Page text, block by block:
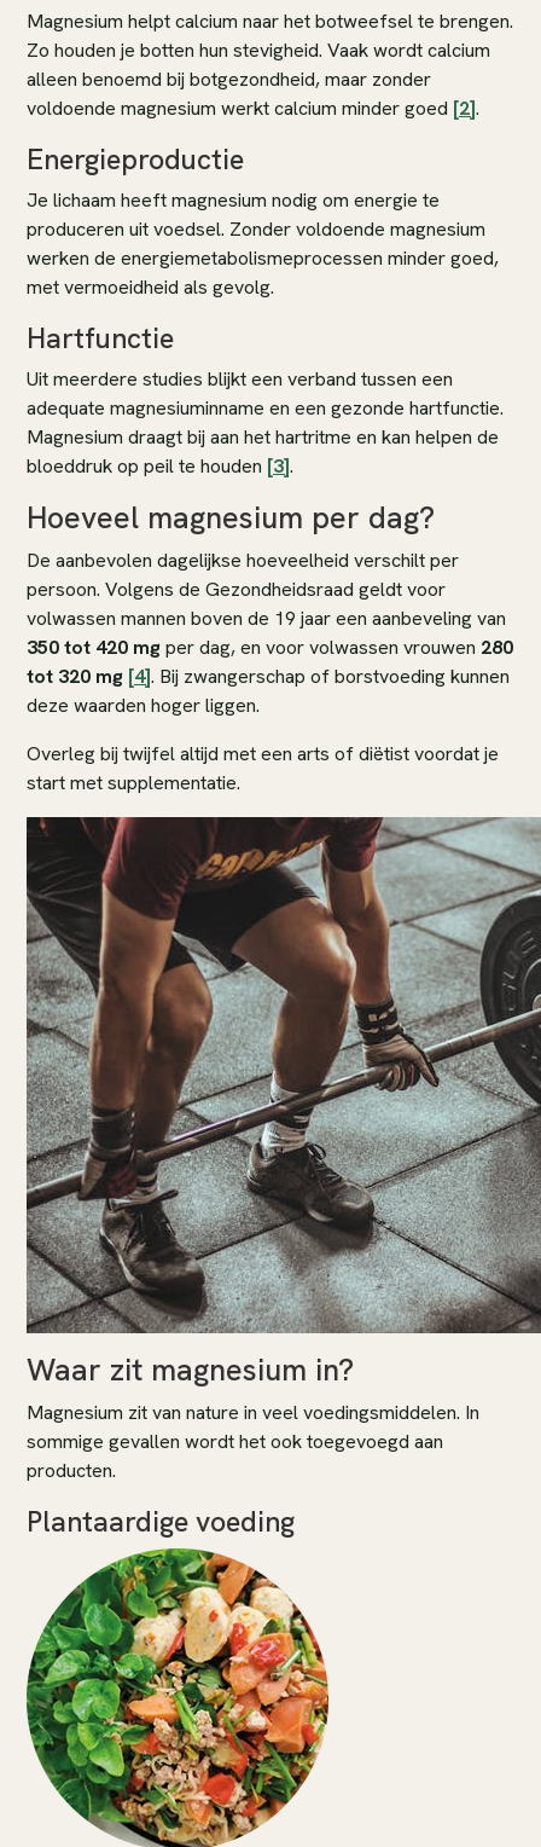
Magnesium helpt calcium naar het botweefsel te brengen.
Zo houden je botten hun stevigheid. Vaak wordt calcium
alleen benoemd bij botgezondheid, maar zonder
voldoende magnesium werkt calcium minder goed [2].
Energieproductie
Je lichaam heeft magnesium nodig om energie te
produceren uit voedsel. Zonder voldoende magnesium
werken de energiemetabolismeprocessen minder goed,
met vermoeidheid als gevolg.
Hartfunctie
Uit meerdere studies blijkt een verband tussen een
adequate magnesiuminname en een gezonde hartfunctie.
Magnesium draagt bij aan het hartritme en kan helpen de
bloeddruk op peil te houden [3].
Hoeveel magnesium per dag?
De aanbevolen dagelijkse hoeveelheid verschilt per
persoon. Volgens de Gezondheidsraad geldt voor
volwassen mannen boven de 19 jaar een aanbeveling van
350 tot 420 mgper dag, en voor volwassen vrouwen 280
tot 320 mg [4]. Bij zwangerschap of borstvoeding kunnen
deze waarden hoger liggen.
Overleg bij twijfel altijd met een arts of diëtist voordat je
start met supplementatie.
Waar zit magnesium in?
Magnesium zit van nature in veel voedingsmiddelen. In
sommige gevallen wordt het ook toegevoegd aan
producten.
Plantaardige voeding